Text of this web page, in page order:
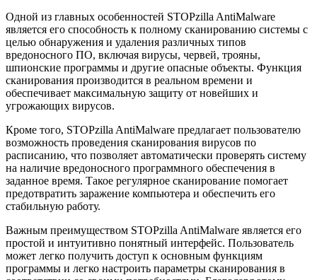
Одной из главных особенностей STOPzilla AntiMalware
является его способность к полному сканированию системы с
целью обнаружения и удаления различных типов
вредоносного ПО, включая вирусы, червей, трояны,
шпионские программы и другие опасные объекты. Функция
сканирования производится в реальном времени и
обеспечивает максимальную защиту от новейших и
угрожающих вирусов.
Кроме того, STOPzilla AntiMalware предлагает пользователю
возможность проведения сканирования вирусов по
расписанию, что позволяет автоматически проверять систему
на наличие вредоносного программного обеспечения в
заданное время. Такое регулярное сканирование помогает
предотвратить заражение компьютера и обеспечить его
стабильную работу.
Важным преимуществом STOPzilla AntiMalware является его
простой и интуитивно понятный интерфейс. Пользователь
может легко получить доступ к основным функциям
программы и легко настроить параметры сканирования в